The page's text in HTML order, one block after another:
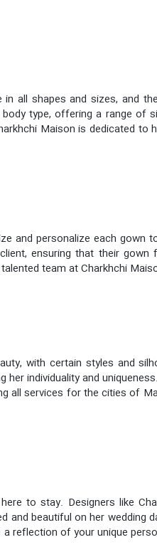
all shapes and sizes, and
type, offering a range of
Maison is dedicated to
and personalize each gown
ensuring that their
team at Charkhchi
with certain styles and
individuality and
all services for the cities of
to stay. Designers like
and beautiful on her wedding
of your unique